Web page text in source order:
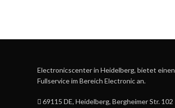
Electronicscenter in Heidelberg, bietet einen
Fullservice im Bereich Electronic an.
69115 DE, Heidelberg, Bergheimer Str. 102